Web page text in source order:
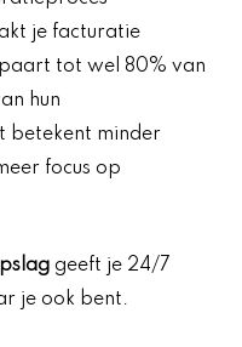
je facturatie
tot wel 80% van
hun
betekent minder
focus op
geeft je 24/7
je ook bent.